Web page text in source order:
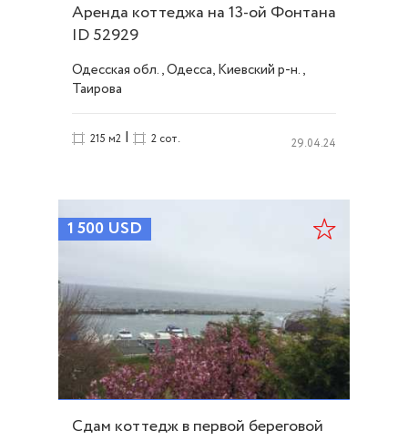
Аренда коттеджа на 13-ой Фонтана
ID 52929
Одесская обл., Одесса, Киевский р-н.,
Таирова
215 м2 | 2 сот. 29.04.24
1 500 USD
Сдам коттедж в первой береговой